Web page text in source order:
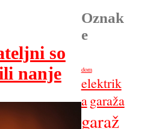
so
nanje
Oznak
e
dom
elektrik
agaraža
garaž